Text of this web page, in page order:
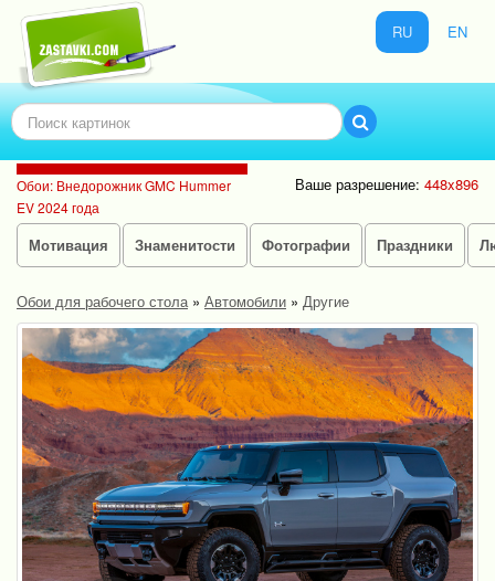
RU EN
Обои: Внедорожник GMC Hummer
EV 2024 года
Ваше разрешение: 448x896
Мотивация Знаменитости Фотографии Праздники
Обои для рабочего стола» Автомобили » Другие